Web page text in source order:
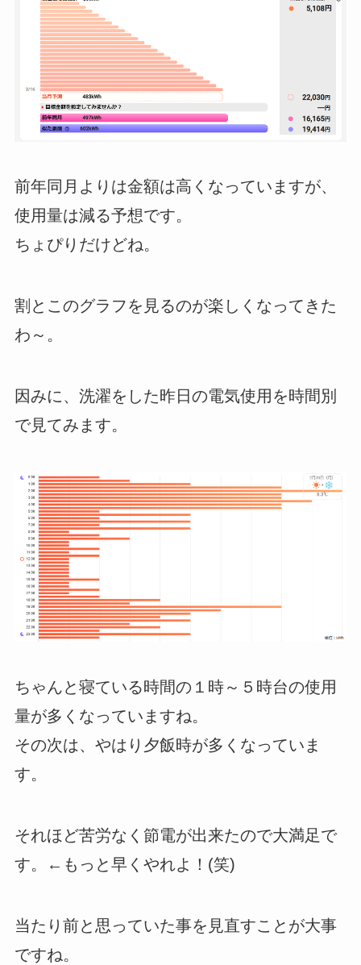
前年同月よりは金額は高くなっていますが、
使用量は減る予想です。
ちょぴりだけどね。
割とこのグラフを見るのが楽しくなってきた
わ～。
因みに、洗濯をした昨日の電気使用を時間別
で見てみます。
ちゃんと寝ている時間の１時～５時台の使用
量が多くなっていますね。
その次は、やはり夕飯時が多くなっていま
す。
それほど苦労なく節電が出来たので大満足で
す。←もっと早くやれよ！(笑)
当たり前と思っていた事を見直すことが大事
ですね。